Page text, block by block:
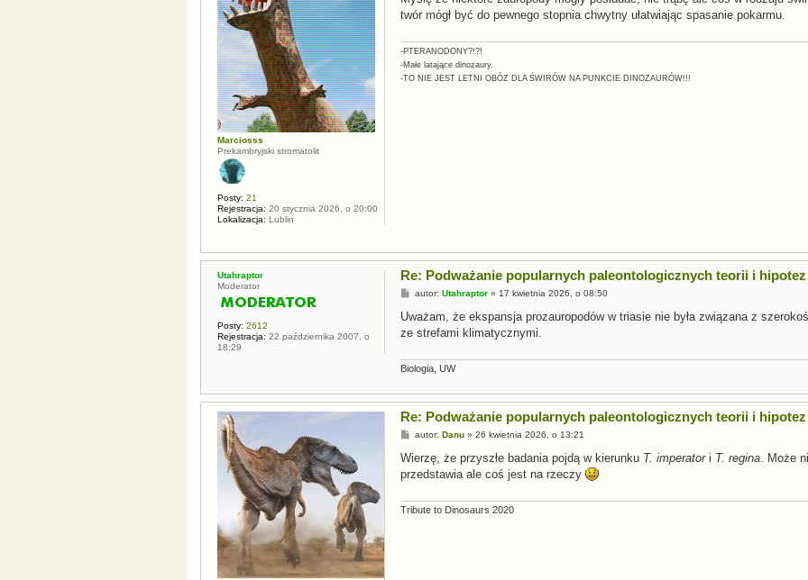
Marciosss
Prekambryjski stromatolit
Posty: 21
Rejestracja: 20 stycznia 2026, o 20:00
Lokalizacja: Lublin
t
twór mógł być do pewnego stopnia chwytny ułatwiając spasanie pokarmu.
-PTERANODONY?!?!
-Małe latające dinozaury.
-TO NIE JEST LETNI OBÓZ DLA ŚWIRÓW NA PUNKCIE DINOZAURÓW!!!
Utahraptor
Moderator
Posty: 2612
Rejestracja: 22 października 2007, o
18:29
Re: Podważanie popularnych paleontologicznych teorii i hipotez
P
s
autor: Utahraptor» 17 kwietnia 2026, o 08:50
Uważam, że ekspansja prozauropodów w triasie nie była związana z
ze strefami klimatycznymi.
Biologia, UW
Re: Podważanie popularnych paleontologicznych teorii i hipotez
P
s
autor: Danu» 26 kwietnia 2026, o 13:21
Wierzę, że przyszłe badania pojdą w kierunku T. imperatori T. regina. Może
przedstawia ale coś jest na rzeczy
Tribute to Dinosaurs 2020